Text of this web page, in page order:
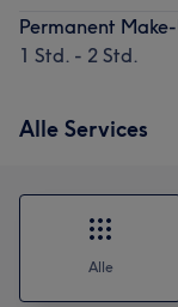
Permanent
1 Std. - 2 Std.
Alle Services
Alle